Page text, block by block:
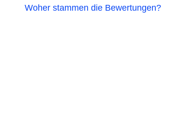
Woher stammen die Bewertungen?